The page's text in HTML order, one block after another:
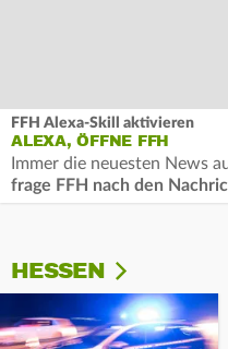
FFH Alexa-Skill aktivieren
ALEXA, ÖFFNE FFH
Immer die neuesten News
frage FFH nach den
HESSEN